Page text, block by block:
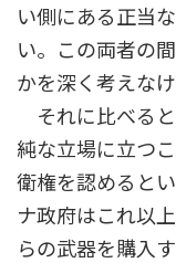
い側にある正当
い。この両者の
かを深く考えな
それに比べる
純な立場に立つ
衛権を認めると
ナ政府はこれ以
らの武器を購入